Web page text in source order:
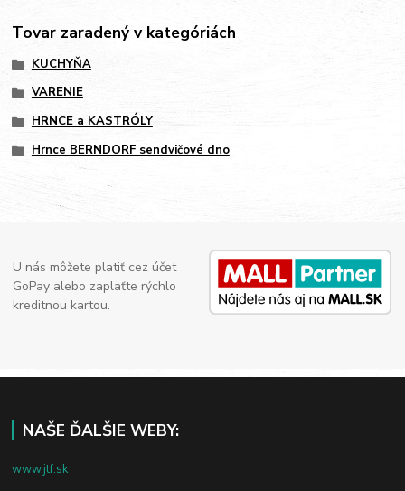
Tovar zaradený v kategóriách
KUCHYŇA
VARENIE
HRNCE a KASTRÓLY
Hrnce BERNDORF sendvičové dno
U nás môžete platiť cez účet
GoPay alebo zaplaťte rýchlo
kreditnou kartou.
NAŠE ĎALŠIE WEBY:
www.jtf.sk